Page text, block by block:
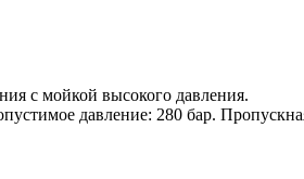
с мойкой высокого давления.
давление: 280 бар.